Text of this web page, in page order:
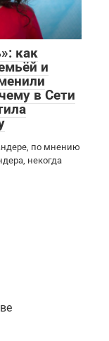
как
и
в Сети
по мнению
некогда